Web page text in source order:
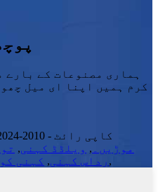
ہماری مصنوعات کے بارے
© کاپی رائٹ - 2010-2024 : جملہ حقوق محفوظ ہیں۔
5d موڑیں۔ , ویلڈڈ کہنی,
رداس کہنی, کہنی ,